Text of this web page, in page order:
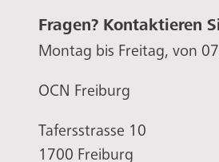
Fragen? Kontaktieren
Montag bis Freitag, von
OCN Freiburg
Tafersstrasse 10
1700 Freiburg